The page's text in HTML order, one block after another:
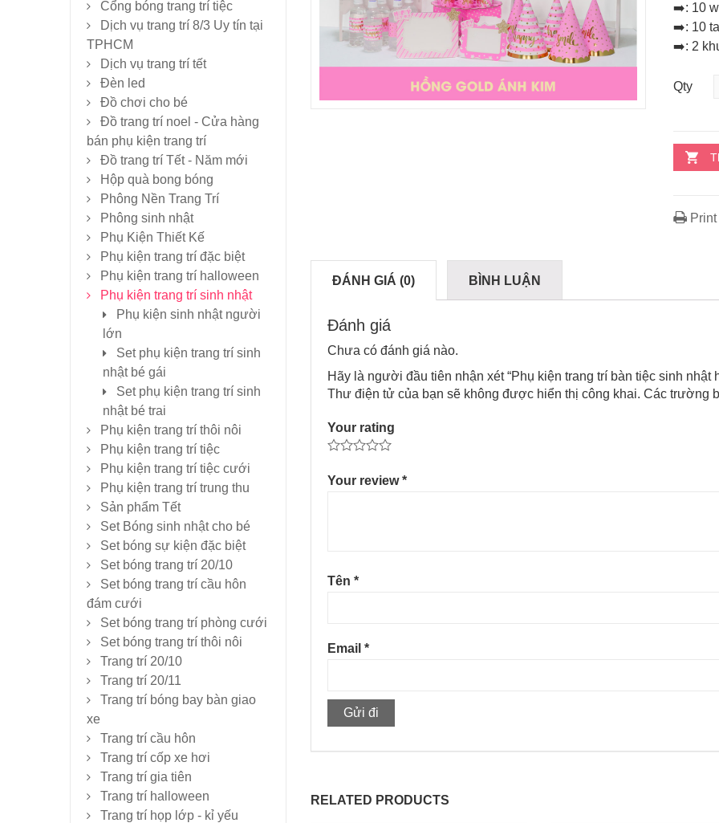
➡️: 10
➡️: 10
➡️: 2
Qty
Print
ĐÁNH GIÁ (0) BÌNH LUẬN
Đánh giá
Chưa có đánh giá nào.
Hãy là người đầu tiên nhận xét “Phụ kiện trang trí bàn tiệc sinh nhật
Thư điện tử của bạn sẽ không được hiển thị công khai. Các trường
Your rating
Your review*
Tên *
Email *
RELATED PRODUCTS
Cổng bóng trang trí tiệc
Dịch vụ trang trí 8/3 Uy tín tại
TPHCM
Dịch vụ trang trí tết
Đèn led
Đồ chơi cho bé
Đồ trang trí noel - Cửa hàng
bán phụ kiện trang trí
Đồ trang trí Tết - Năm mới
Hộp quà bong bóng
Phông Nền Trang Trí
Phông sinh nhật
Phụ Kiện Thiết Kế
Phụ kiện trang trí đặc biệt
Phụ kiện trang trí halloween
Phụ kiện trang trí sinh nhật
Phụ kiện sinh nhật người
lớn
Set phụ kiện trang trí sinh
nhật bé gái
Set phụ kiện trang trí sinh
nhật bé trai
Phụ kiện trang trí thôi nôi
Phụ kiện trang trí tiệc
Phụ kiện trang trí tiệc cưới
Phụ kiện trang trí trung thu
Sản phẩm Tết
Set Bóng sinh nhật cho bé
Set bóng sự kiện đặc biệt
Set bóng trang trí 20/10
Set bóng trang trí cầu hôn
đám cưới
Set bóng trang trí phòng cưới
Set bóng trang trí thôi nôi
Trang trí 20/10
Trang trí 20/11
Trang trí bóng bay bàn giao
xe
Trang trí cầu hôn
Trang trí cốp xe hơi
Trang trí gia tiên
Trang trí halloween
Trang trí họp lớp - kỉ yếu